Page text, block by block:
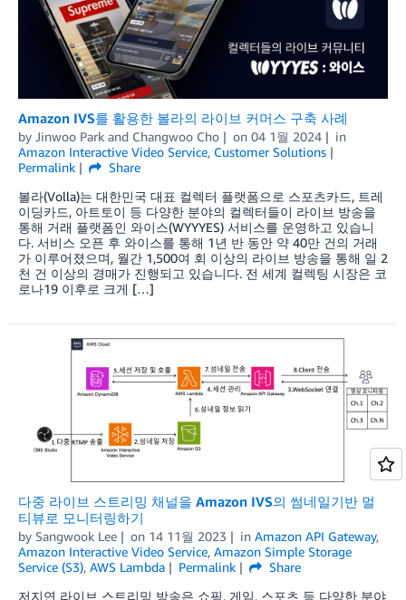
Amazon IVS를 활용한 볼라의 라이브 커머스 구축 사례
by Jinwoo Park and Changwoo Cho on 04 1월 2024
in
Amazon Interactive Video Service, Customer Solutions
Permalink
Share
볼라(Volla)는 대한민국 대표 컬렉터 플랫폼으로 스포츠카드, 트레
이딩카드, 아트토이 등 다양한 분야의 컬렉터들이 라이브 방송을
통해 거래 플랫폼인 와이스(WYYYES) 서비스를 운영하고 있습니
다. 서비스 오픈 후 와이스를 통해 1년 반 동안 약 40만 건의 거래
가 이루어졌으며, 월간 1,500여 회 이상의 라이브 방송을 통해 일 2
천 건 이상의 경매가 진행되고 있습니다. 전 세계 컬렉팅 시장은 코
로나19 이후로 크게 […]
다중 라이브 스트리밍 채널을 Amazon IVS의 썸네일기반 멀
티뷰로 모니터링하기
by Sangwook Lee on 14 11월 2023 in Amazon API Gateway,
Amazon Interactive Video Service, Amazon Simple Storage
Service (S3), AWS Lambda Permalink
Share
저지연 라이브 스트리밍 방송은 쇼핑, 게임, 스포츠 등 다양한 분야